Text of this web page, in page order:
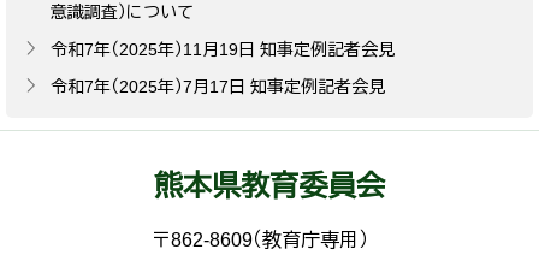
意識調査）について
令和7年（2025年）11月19日 知事定例記者会見
令和7年（2025年）7月17日 知事定例記者会見
熊本県教育委員会
〒862-8609（教育庁専用）